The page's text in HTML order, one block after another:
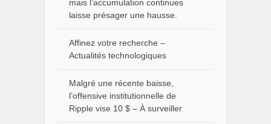
mais l’accumulation continues
laisse présager une hausse.
Affinez votre recherche –
Actualités technologiques
Malgré une récente baisse,
l’offensive institutionnelle de
Ripple vise 10 $ – À surveiller